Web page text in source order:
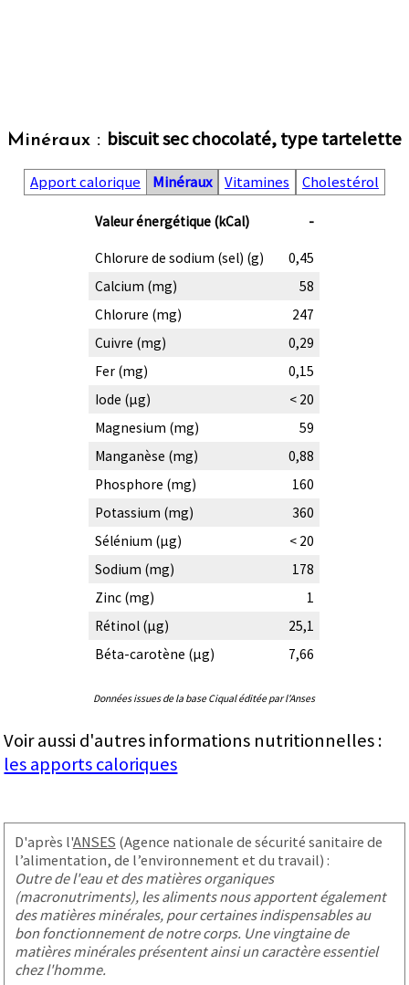
Minéraux : biscuit sec chocolaté, type tartelette
Apport calorique Minéraux Vitamines Cholestérol
Valeur énergétique (kCal) -
Chlorure de sodium (sel) (g)
0,45
Calcium (mg)
58
Chlorure (mg)
247
Cuivre (mg)
0,29
Fer (mg)
0,15
Iode (µg)
< 20
Magnesium (mg)
59
Manganèse (mg)
0,88
Phosphore (mg)
160
Potassium (mg)
360
Sélénium (µg)
< 20
Sodium (mg)
178
Zinc (mg)
1
Rétinol (µg)
25,1
Béta-carotène (µg)
7,66
Données issues de la base Ciqual éditée par l'Anses
Voir aussi d'autres informations nutritionnelles :
les apports caloriques
D'après l'ANSES (Agence nationale de sécurité sanitaire de
l’alimentation, de l’environnement et du travail) :
Outre de l'eau et des matières organiques
(macronutriments), les aliments nous apportent également
des matières minérales, pour certaines indispensables au
bon fonctionnement de notre corps. Une vingtaine de
matières minérales présentent ainsi un caractère essentiel
chez l'homme.